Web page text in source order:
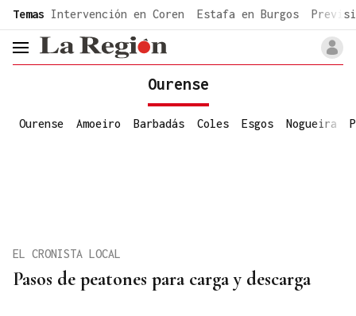
common.go-to-content
Temas Intervención en Coren Estafa en Burgos
header.menu.open
Ourense
Ourense Amoeiro Barbadás Coles Esgos Nogueira
Pasos de peatones para carga y descarga
EL CRONISTA LOCAL